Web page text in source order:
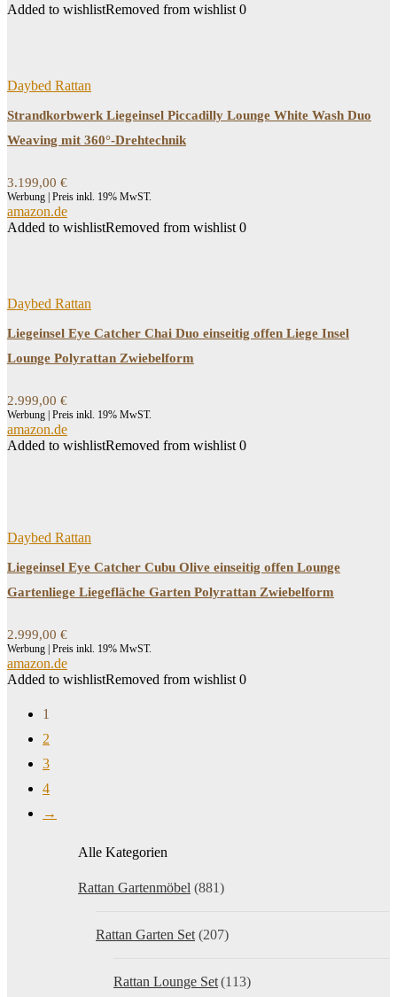
Added to wishlistRemoved from wishlist 0
Daybed Rattan
Strandkorbwerk Liegeinsel Piccadilly Lounge White Wash Duo
Weaving mit 360°-Drehtechnik
3.199,00 €
Werbung | Preis inkl. 19% MwST.
amazon.de
Added to wishlistRemoved from wishlist 0
Daybed Rattan
Liegeinsel Eye Catcher Chai Duo einseitig offen Liege Insel
Lounge Polyrattan Zwiebelform
2.999,00 €
Werbung | Preis inkl. 19% MwST.
amazon.de
Added to wishlistRemoved from wishlist 0
Daybed Rattan
Liegeinsel Eye Catcher Cubu Olive einseitig offen Lounge
Gartenliege Liegefläche Garten Polyrattan Zwiebelform
2.999,00 €
Werbung | Preis inkl. 19% MwST.
amazon.de
Added to wishlistRemoved from wishlist 0
1
2
3
4
→
Alle Kategorien
Rattan Gartenmöbel (881)
Rattan Garten Set (207)
Rattan Lounge Set(113)